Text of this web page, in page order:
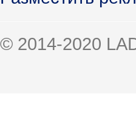
© 2014-2020